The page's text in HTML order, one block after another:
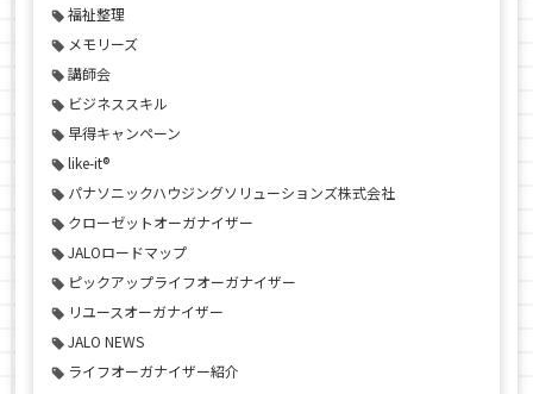
福祉整理
メモリーズ
講師会
ビジネススキル
早得キャンペーン
like-it®
パナソニックハウジングソリューションズ株式会社
クローゼットオーガナイザー
JALOロードマップ
ピックアップライフオーガナイザー
リユースオーガナイザー
JALO NEWS
ライフオーガナイザー紹介